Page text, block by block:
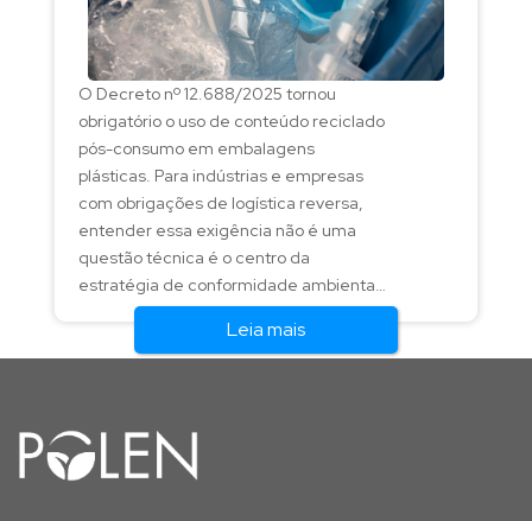
O Decreto nº 12.688/2025 tornou
obrigatório o uso de conteúdo reciclado
pós-consumo em embalagens
plásticas. Para indústrias e empresas
com obrigações de logística reversa,
entender essa exigência não é uma
questão técnica é o centro da
estratégia de conformidade ambiental
dos próximos anos.
Leia mais